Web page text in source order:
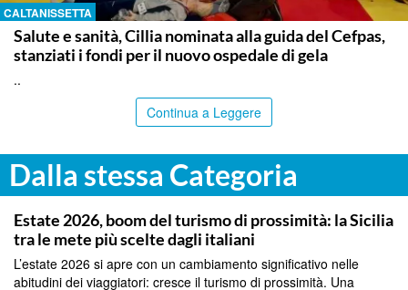
CALTANISSETTA
Salute e sanità, Cillia nominata alla guida del Cefpas,
stanziati i fondi per il nuovo ospedale di gela
..
Continua a Leggere
Dalla stessa Categoria
PALERMO
Estate 2026, boom del turismo di prossimità: la Sicilia
tra le mete più scelte dagli italiani
L’estate 2026 si apre con un cambiamento significativo nelle
abitudini dei viaggiatori: cresce il turismo di prossimità. Una